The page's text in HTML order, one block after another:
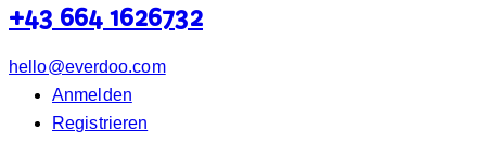
+43 664 1626732
hello@everdoo.com
Anmelden
Registrieren